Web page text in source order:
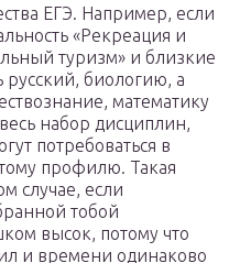
ЕГЭ. Например, если
«Рекреация и
туризм» и близкие
биологию, а
математику
набор дисциплин,
потребоваться в
профилю. Такая
случае, если
тобой
высок, потому что
и времени одинаково